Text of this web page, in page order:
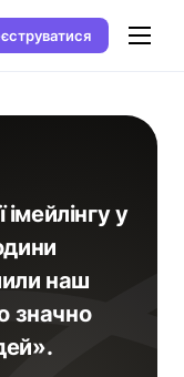
у
наш
значно